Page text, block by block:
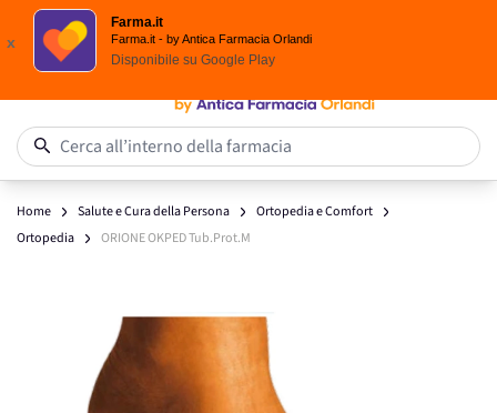
x
Farma.it
Farma.it - by Antica Farmacia Orlandi
Disponibile su Google Play
Salta al contenuto
Cerca all’interno della farmacia
Home Salute e Cura della Persona
Ortopedia e Comfort
Ortopedia
ORIONE OKPED Tub.Prot.M